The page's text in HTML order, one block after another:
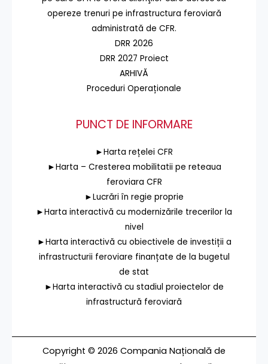
opereze trenuri pe infrastructura feroviară
administrată de CFR.
DRR 2026
DRR 2027 Proiect
ARHIVĂ
Proceduri Operaționale
PUNCT DE INFORMARE
►Harta rețelei CFR
►Harta – Cresterea mobilitatii pe reteaua
feroviara CFR
►Lucrări în regie proprie
►Harta interactivă cu modernizările trecerilor la
nivel
►Harta interactivă cu obiectivele de investiții a
infrastructurii feroviare finanțate de la bugetul
de stat
►Harta interactivă cu stadiul proiectelor de
infrastructură feroviară
Copyright © 2026 Compania Națională de